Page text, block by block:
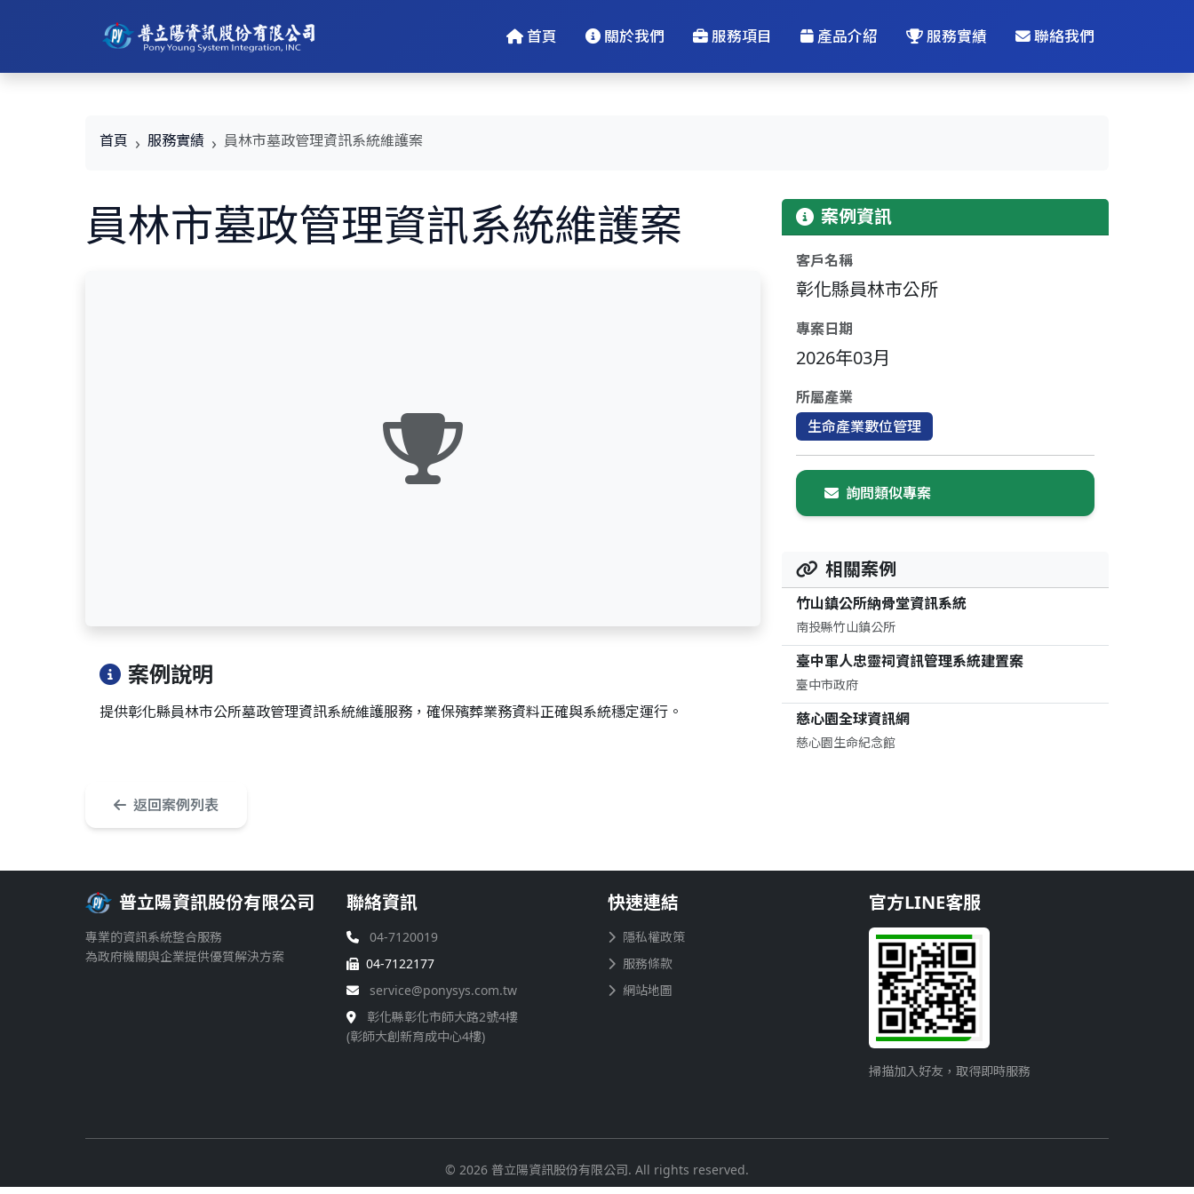
首頁 關於我們 服務項目 產品介紹 服務實績 聯絡我們
首頁 服務實績 員林市墓政管理資訊系統維護案
員林市墓政管理資訊系統維護案
案例說明
提供彰化縣員林市公所墓政管理資訊系統維護服務，確保殯葬業務資料正確與系統穩定運行。
案例資訊
客戶名稱
彰化縣員林市公所
專案日期
2026年03月
所屬產業
生命產業數位管理
詢問類似專案
相關案例
竹山鎮公所納骨堂資訊系統
南投縣竹山鎮公所
臺中軍人忠靈祠資訊管理系統建置案
臺中市政府
慈心園全球資訊網
慈心園生命紀念館
返回案例列表
普立陽資訊股份有限公司
專業的資訊系統整合服務
為政府機關與企業提供優質解決方案
聯絡資訊
04-7120019
04-7122177
service@ponysys.com.tw
彰化縣彰化市師大路2號4樓
(彰師大創新育成中心4樓)
快速連結
隱私權政策
服務條款
網站地圖
官方LINE客服
掃描加入好友，取得即時服務
© 2026 普立陽資訊股份有限公司. All rights reserved.